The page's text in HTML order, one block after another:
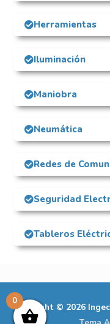
Herramientas
Iluminación
Maniobra
Neumática
Redes de
Seguridad
Tableros
Copyright © 2026
0